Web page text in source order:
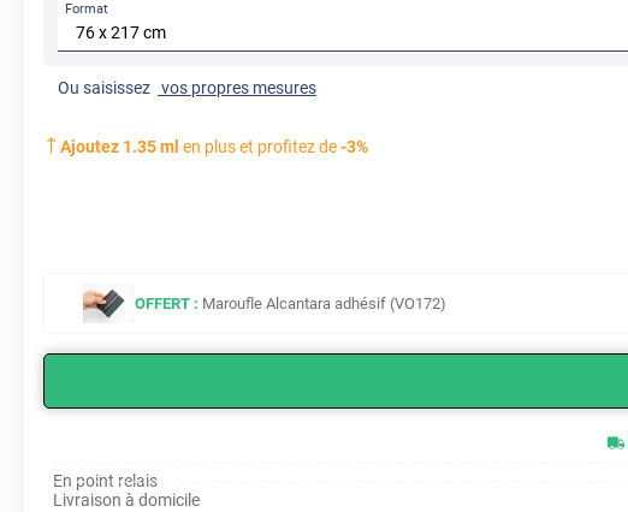
Format
Ou saisissez vos propres mesures
Ajoutez 1.35ml en plus et profitez de-3%
OFFERT : Maroufle Alcantara adhésif (VO172)
En point relais
Livraison à domicile